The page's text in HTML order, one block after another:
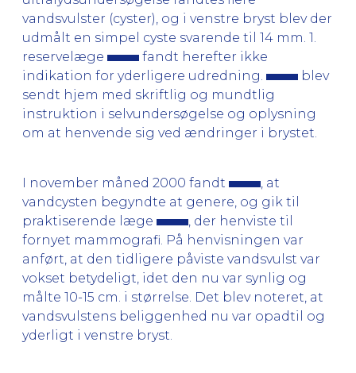
vandsvulster (cyster), og i venstre bryst blev der
udmålt en simpel cyste svarende til 14 mm. 1.
reservelæge
fandt herefter ikke
indikation for yderligere udredning.
blev
sendt hjem med skriftlig og mundtlig
instruktion i selvundersøgelse og oplysning
om at henvende sig ved ændringer i brystet.
I november måned 2000 fandt
, at
vandcysten begyndte at genere, og gik til
praktiserende læge
, der henviste til
fornyet mammografi. På henvisningen var
anført, at den tidligere påviste vandsvulst var
vokset betydeligt, idet den nu var synlig og
målte 10-15 cm. i størrelse. Det blev noteret, at
vandsvulstens beliggenhed nu var opadtil og
yderligt i venstre bryst.